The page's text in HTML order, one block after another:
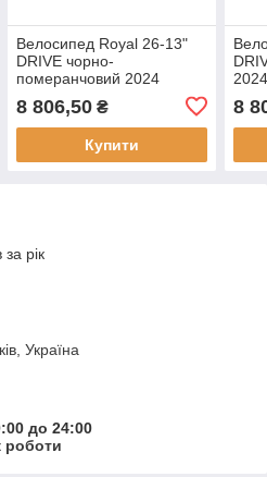
Велосипед Royal 26-13"
DRIVE чорно-
померанчовий 2024
8 806,50₴
Купити
8
рік
Україна
до 24:00
роботи